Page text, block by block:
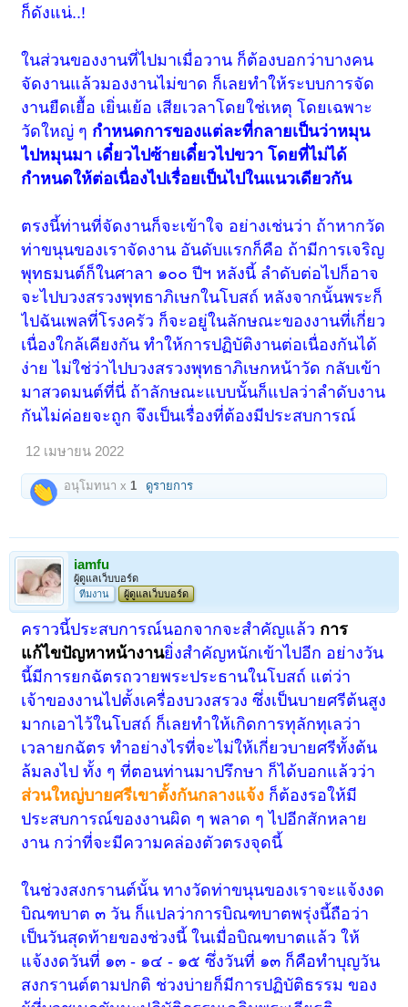
ก็ดังแน่..!
ในส่วนของงานที่ไปมาเมื่อวาน ก็ต้องบอกว่าบางคน
จัดงานแล้วมองงานไม่ขาด ก็เลยทำให้ระบบการจัด
งานยืดเยื้อ เยิ่นเย้อ เสียเวลาโดยใช่เหตุ โดยเฉพาะ
วัดใหญ่ ๆ กำหนดการของแต่ละที่กลายเป็นว่าหมุน
ไปหมุนมา เดี๋ยวไปซ้ายเดี๋ยวไปขวา โดยที่ไม่ได้
กำหนดให้ต่อเนื่องไปเรื่อยเป็นไปในแนวเดียวกัน
ตรงนี้ท่านที่จัดงานก็จะเข้าใจ อย่างเช่นว่า ถ้าหากวัด
ท่าขนุนของเราจัดงาน อันดับแรกก็คือ ถ้ามีการเจริญ
พุทธมนต์ก็ในศาลา ๑๐๐ ปีฯ หลังนี้ ลำดับต่อไปก็อาจ
จะไปบวงสรวงพุทธาภิเษกในโบสถ์ หลังจากนั้นพระก็
ไปฉันเพลที่โรงครัว ก็จะอยู่ในลักษณะของงานที่เกี่ยว
เนื่องใกล้เคียงกัน ทำให้การปฏิบัติงานต่อเนื่องกันได้
ง่าย ไม่ใช่ว่าไปบวงสรวงพุทธาภิเษกหน้าวัด กลับเข้า
มาสวดมนต์ที่นี่ ถ้าลักษณะแบบนั้นก็แปลว่าลำดับงาน
กันไม่ค่อยจะถูก จึงเป็นเรื่องที่ต้องมีประสบการณ์
12 เมษายน 2022
อนุโมทนา x1 ดูรายการ
iamfu
ผู้ดูแลเว็บบอร์ด
ทีมงาน
ผู้ดูแลเว็บบอร์ด
คราวนี้ประสบการณ์นอกจากจะสำคัญแล้ว การ
แก้ไขปัญหาหน้างานยิ่งสำคัญหนักเข้าไปอีก อย่างวัน
นี้มีการยกฉัตรถวายพระประธานในโบสถ์ แต่ว่า
เจ้าของงานไปตั้งเครื่องบวงสรวง ซึ่งเป็นบายศรีต้นสูง
มากเอาไว้ในโบสถ์ ก็เลยทำให้เกิดการทุลักทุเลว่า
เวลายกฉัตร ทำอย่างไรที่จะไม่ให้เกี่ยวบายศรีทั้งต้น
ล้มลงไป ทั้ง ๆ ที่ตอนท่านมาปรึกษา ก็ได้บอกแล้วว่า
ส่วนใหญ่บายศรีเขาตั้งกันกลางแจ้ง ก็ต้องรอให้มี
ประสบการณ์ของงานผิด ๆ พลาด ๆ ไปอีกสักหลาย
งาน กว่าที่จะมีความคล่องตัวตรงจุดนี้
ในช่วงสงกรานต์นั้น ทางวัดท่าขนุนของเราจะแจ้งงด
บิณฑบาต ๓ วัน ก็แปลว่าการบิณฑบาตพรุ่งนี้ถือว่า
เป็นวันสุดท้ายของช่วงนี้ ในเมื่อบิณฑบาตแล้ว ให้
แจ้งงดวันที่ ๑๓ - ๑๔ - ๑๕ ซึ่งวันที่ ๑๓ ก็คือทำบุญวัน
สงกรานต์ตามปกติ ช่วงบ่ายก็มีการปฏิบัติธรรม ของ